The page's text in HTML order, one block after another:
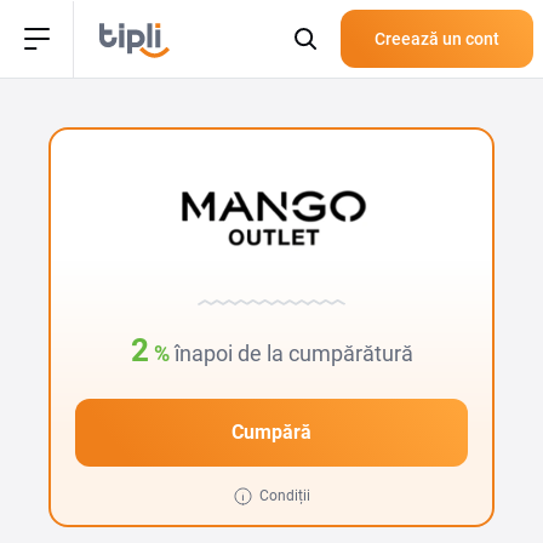
Creează un cont
2 %înapoi de la cumpărătură
Cumpără
Condiții